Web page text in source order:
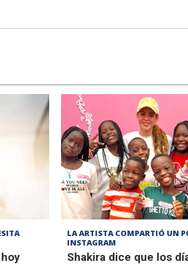
LA ARTISTA COMPARTIÓ UN
INSTAGRAM
Shakira dice que los